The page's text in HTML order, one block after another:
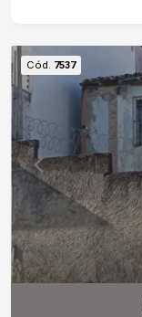
Cód. 7537